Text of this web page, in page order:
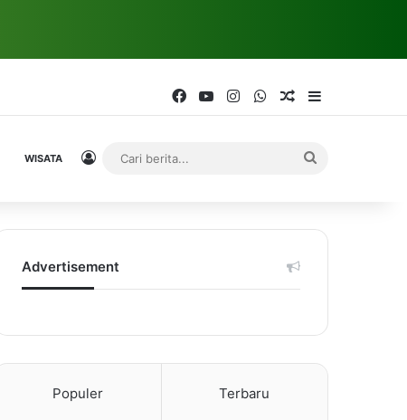
FacebookYouTubeInstagramWhatsAppRandom Article
WISATA Log In
Advertisement
Populer Terbaru